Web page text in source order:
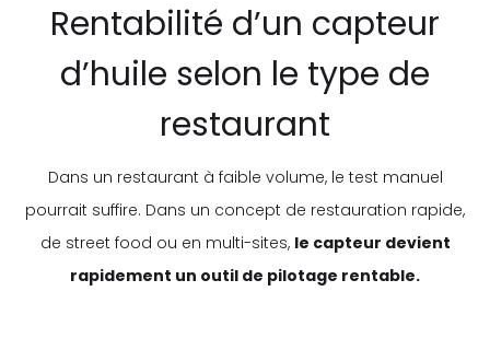
Rentabilité d’un capteur
d’huile selon le type de
restaurant
Dans un restaurant à faible volume, le test manuel
pourrait suffire. Dans un concept de restauration rapide,
de street food ou en multi-sites, le capteur devient
rapidement un outil de pilotage rentable.